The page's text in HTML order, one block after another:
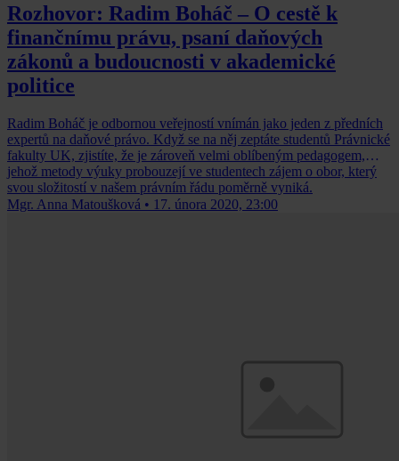
Rozhovor: Radim Boháč – O cestě k
finančnímu právu, psaní daňových
zákonů a budoucnosti v akademické
politice
Radim Boháč je odbornou veřejností vnímán jako jeden z předních
expertů na daňové právo. Když se na něj zeptáte studentů Právnické
fakulty UK, zjistíte, že je zároveň velmi oblíbeným pedagogem,
jehož metody výuky probouzejí ve studentech zájem o obor, který
svou složitostí v našem právním řádu poměrně vyniká.
Mgr. Anna Matoušková • 17. února 2020, 23:00